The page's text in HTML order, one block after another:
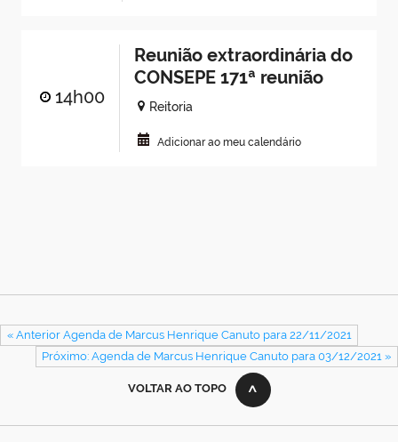
14h00
Reunião extraordinária do
CONSEPE 171ª reunião
Reitoria
Adicionar ao meu calendário
« Anterior Agenda de Marcus Henrique Canuto para 22/11/2021
Próximo: Agenda de Marcus Henrique Canuto para 03/12/2021 »
VOLTAR AO TOPO